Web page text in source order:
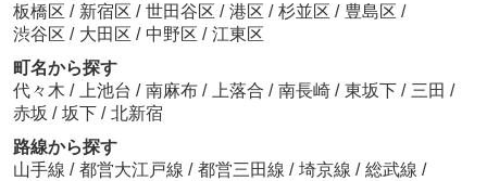
板橋区 / 新宿区 / 世田谷区 / 港区 / 杉並区 / 豊島区 /
渋谷区 / 大田区 / 中野区 / 江東区
町名から探す
代々木 / 上池台 / 南麻布 / 上落合 / 南長崎 / 東坂下 / 三田 /
赤坂 / 坂下 / 北新宿
路線から探す
山手線 / 都営大江戸線 / 都営三田線 / 埼京線 / 総武線 /